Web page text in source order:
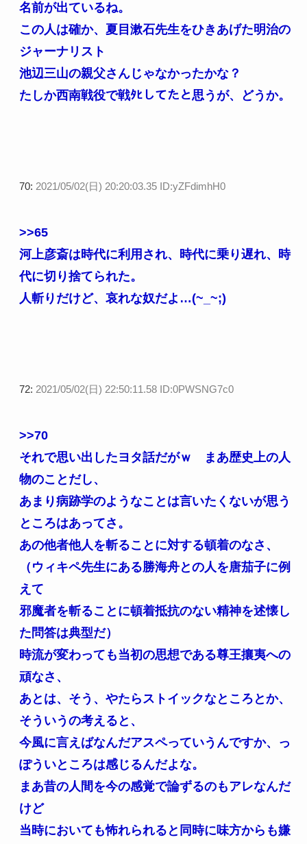
名前が出ているね。
この人は確か、夏目漱石先生をひきあげた明治の
ジャーナリスト
池辺三山の親父さんじゃなかったかな？
たしか西南戦役で戦ﾀﾋしてたと思うが、どうか。
70: 2021/05/02(日) 20:20:03.35 ID:yZFdimhH0
>>65
河上彦斎は時代に利用され、時代に乗り遅れ、時
代に切り捨てられた。
人斬りだけど、哀れな奴だよ…(~_~;)
72: 2021/05/02(日) 22:50:11.58 ID:0PWSNG7c0
>>70
それで思い出したヨタ話だがｗ まあ歴史上の人
物のことだし、
あまり病跡学のようなことは言いたくないが思う
ところはあってさ。
あの他者他人を斬ることに対する頓着のなさ、
（ウィキペ先生にある勝海舟との人を唐茄子に例
えて
邪魔者を斬ることに頓着抵抗のない精神を述懐し
た問答は典型だ）
時流が変わっても当初の思想である尊王攘夷への
頑なさ、
あとは、そう、やたらストイックなところとか、
そういうの考えると、
今風に言えばなんだアスペっていうんですか、っ
ぽういところは感じるんだよな。
まあ昔の人間を今の感覚で論ずるのもアレなんだ
けど
当時においても怖れられると同時に味方からも嫌